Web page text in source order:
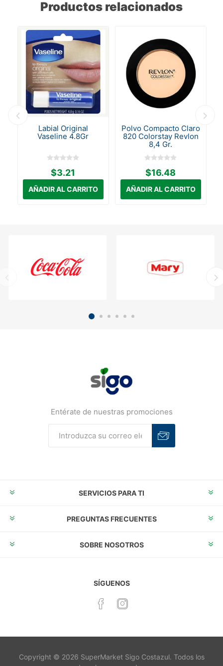
Productos relacionados
Labial Original
Vaseline 4.8Gr
$3.21
Polvo Compacto Claro
820 Colorstay Revlon
8,4 Gr.
$16.48
Entérate de nuestras promociones
SERVICIOS PARA TI
PREGUNTAS FRECUENTES
SOBRE NOSOTROS
SÍGUENOS
Copyright © 2026 SuperMarket Sigo Costazul. Todos los